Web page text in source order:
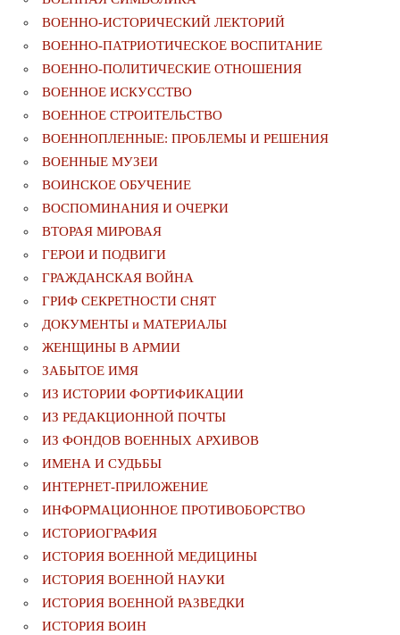
ВОЕННО-ИСТОРИЧЕСКИЙ ЛЕКТОРИЙ
ВОЕННО-ПАТРИОТИЧЕСКОЕ ВОСПИТАНИЕ
ВОЕННО-ПОЛИТИЧЕСКИE ОТНОШЕНИЯ
ВОЕННОЕ ИСКУССТВО
ВОЕННОЕ СТРОИТЕЛЬСТВО
ВОЕННОПЛЕННЫЕ: ПРОБЛЕМЫ И РЕШЕНИЯ
ВОЕННЫЕ МУЗЕИ
ВОИНСКОЕ ОБУЧЕНИЕ
ВОСПОМИНАНИЯ И ОЧЕРКИ
ВТОРАЯ МИРОВАЯ
ГЕРОИ И ПОДВИГИ
ГРАЖДАНСКАЯ ВОЙНА
ГРИФ СЕКРЕТНОСТИ СНЯТ
ДОКУМЕНТЫ и МАТЕРИАЛЫ
ЖЕНЩИНЫ В АРМИИ
ЗАБЫТОЕ ИМЯ
ИЗ ИСТОРИИ ФОРТИФИКАЦИИ
ИЗ РЕДАКЦИОННОЙ ПОЧТЫ
ИЗ ФОНДОВ ВОЕННЫХ АРХИВОВ
ИМЕНА И СУДЬБЫ
ИНТЕРНЕТ-ПРИЛОЖЕНИЕ
ИНФОРМАЦИОННОЕ ПРОТИВОБОРСТВО
ИСТОРИОГРАФИЯ
ИСТОРИЯ ВОЕННОЙ МЕДИЦИНЫ
ИСТОРИЯ ВОЕННОЙ НАУКИ
ИСТОРИЯ ВОЕННОЙ РАЗВЕДКИ
ИСТОРИЯ ВОИН